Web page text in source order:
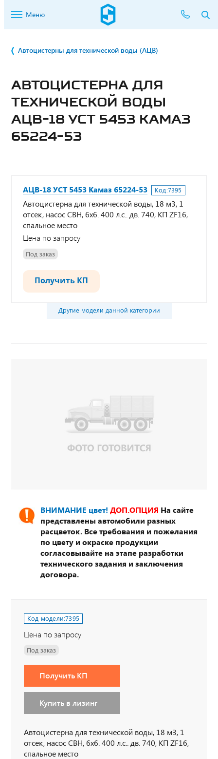
Меню
Автоцистерны для технической воды (АЦВ)
АВТОЦИСТЕРНА ДЛЯ
ТЕХНИЧЕСКОЙ ВОДЫ
АЦВ-18 УСТ 5453 КАМАЗ
65224-53
АЦВ-18 УСТ 5453 Камаз 65224-53 Код:7395
Автоцистерна для технической воды, 18 м3, 1
отсек, насос СВН, 6х6. 400 л.с.. дв. 740, КП ZF16,
спальное место
Цена по запросу
Под заказ
Получить КП
Другие модели данной категории
ВНИМАНИЕ цвет! ДОП.ОПЦИЯ На сайте
представлены автомобили разных
расцветок. Все требования и пожелания
по цвету и окраске продукции
согласовывайте на этапе разработки
технического задания и заключения
договора.
Код модели:7395
Цена по запросу
Под заказ
Получить КП
Купить в лизинг
Автоцистерна для технической воды, 18 м3, 1
отсек, насос СВН, 6х6. 400 л.с.. дв. 740, КП ZF16,
спальное место